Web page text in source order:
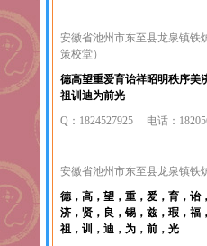
安徽省池州市东至县龙泉镇铁
策校堂）
德高望重爱育诒祥昭明秩序美
祖训迪为前光
Q：1824527925 电话：
安徽省池州市东至县龙泉镇铁
德，高，望，重，爱，育，诒
济，贤，良，锡，兹，瑕，福
祖，训，迪，为，前，光